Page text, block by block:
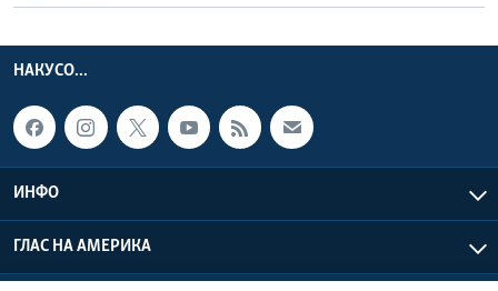
НАКУСО...
ИНФО
ГЛАС НА АМЕРИКА